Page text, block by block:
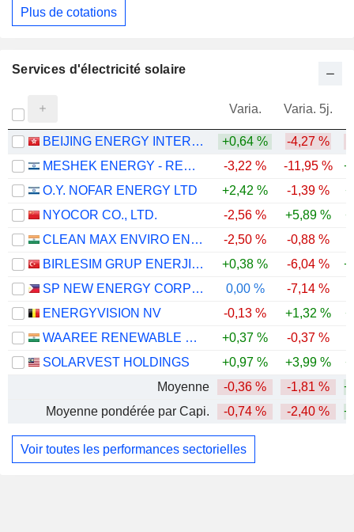
Plus de cotations
Services d'électricité solaire
Varia. Varia. 5j.
BEIJING ENERGY INTERNATIONAL HOLDING CO., LTD. +0,64 % -4,27 %
MESHEK ENERGY - RENEWABLE ENERGIES LTD.
-3,22 % -11,95 %
O.Y. NOFAR ENERGY LTD
+2,42 % -1,39 %
NYOCOR CO., LTD.
-2,56 % +5,89 %
CLEAN MAX ENVIRO ENERGY SOLUTIONS LIMITED
-2,50 %
-0,88 %
BIRLESIM GRUP ENERJI YATIRIMLARI
+0,38 % -6,04 %
SP NEW ENERGY CORPORATION
0,00 % -7,14 %
ENERGYVISION NV
-0,13 % +1,32 %
WAAREE RENEWABLE TECHNOLOGIES LIMITED
+0,37 % -0,37 %
SOLARVEST HOLDINGS
+0,97 % +3,99 %
Moyenne
-0,36 % -1,81 %
Moyenne pondérée par Capi.
-0,74 % -2,40 %
Voir toutes les performances sectorielles